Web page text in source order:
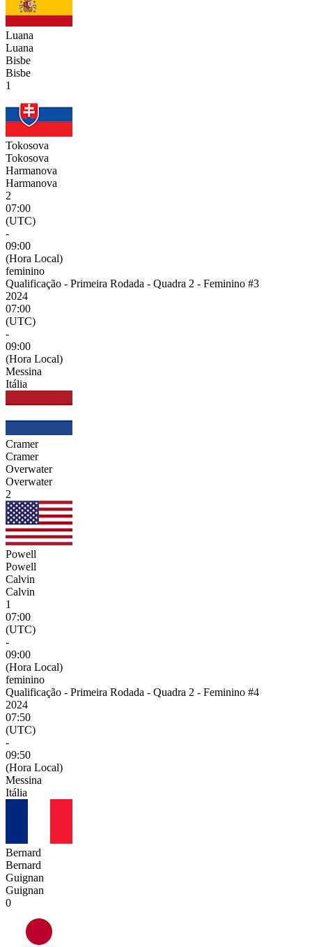
Luana
Luana
Bisbe
Bisbe
1
Tokosova
Tokosova
Harmanova
Harmanova
2
07:00
(UTC)
-
09:00
(Hora Local)
feminino
Qualificação - Primeira Rodada - Quadra 2 - Feminino #3
2024
07:00
(UTC)
-
09:00
(Hora Local)
Messina
Itália
Cramer
Cramer
Overwater
Overwater
2
Powell
Powell
Calvin
Calvin
1
07:00
(UTC)
-
09:00
(Hora Local)
feminino
Qualificação - Primeira Rodada - Quadra 2 - Feminino #4
2024
07:50
(UTC)
-
09:50
(Hora Local)
Messina
Itália
Bernard
Bernard
Guignan
Guignan
0